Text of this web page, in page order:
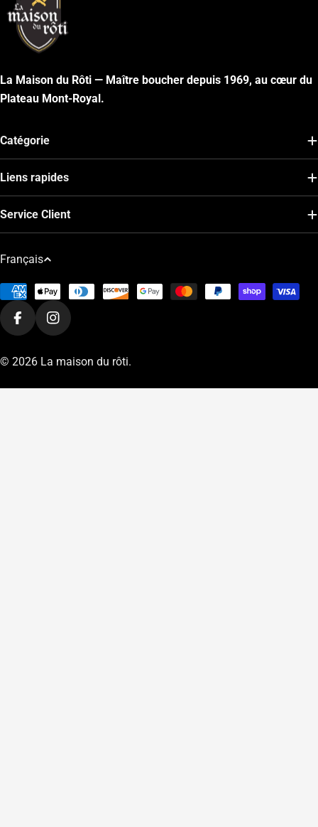
La Maison du Rôti — Maître boucher depuis 1969, au cœur du
Plateau Mont-Royal.
Catégorie
Liens rapides
Service Client
L
n
g
u
Français
Modes
de
paiement
FacebookInstagram
© 2026 La maison du rôti.